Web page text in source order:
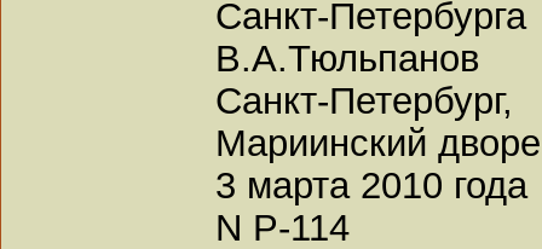
Санкт-Петербурга
В.А.Тюльпанов
Санкт-Петербург,
Мариинский
3 марта 2010 года
N Р-114